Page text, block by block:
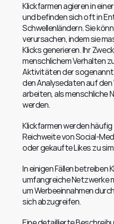
Klickfarmen agieren in
und befinden sich oft in
Schwellenländern. Sie
verursachen, indem sie
Klicks generieren. Ihr
menschlichem Verhalten
Aktivitäten der
den Analysedaten auf
arbeiten, als menschliche
werden.
Klickfarmen werden
Reichweite von Social-
oder gekaufte Likes zu
In einigen Fällen betreiben
umfangreiche Netzwerke
um Werbeeinnahmen
sich abzugreifen.